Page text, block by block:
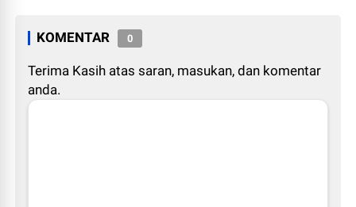
KOMENTAR 0
Terima Kasih atas saran, masukan, dan komentar
anda.